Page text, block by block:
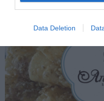
Data Deletion